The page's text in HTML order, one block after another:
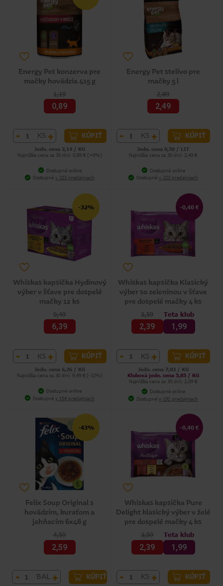
Energy Pet konzerva pre
mačky hovädzia 415 g
1,19
0,89
- KS + KÚPIŤ
Jedn. cena 2,14 / KG
Najnižšia cena za 30 dní: 0,89 € (+0%)
Dostupné online
Dostupné v 223 predajniach
Energy Pet stelivo pre
mačky 5 l
2,89
2,49
- KS + KÚPIŤ
Jedn. cena 0,50 / LIT
Najnižšia cena za 30 dní: 2,49 €
Dostupné online
Dostupné v 222 predajniach
-32%
Whiskas kapsička Hydinový
výber v šťave pre dospelé
mačky 12 ks
9,49
6,39
- KS + KÚPIŤ
Jedn. cena 6,26 / KG
Najnižšia cena za 30 dní: 9,49 € (-32%)
Dostupné online
Dostupné v 154 predajniach
-0,40 €
Whiskas kapsička Klasický
výber so zeleninou v šťave
pre dospelé mačky 4 ks
3,59
2,39
Teta klub
1,99
- KS + KÚPIŤ
Jedn. cena 7,03 / KG
Klubová jedn. cena 5,85 / KG
Najnižšia cena za 30 dní: 2,09 €
Dostupné online
Dostupné v 191 predajniach
-43%
Felix Soup Original s
hovädzím, kuraťom a
jahňacím 6x48 g
4,59
2,59
- BAL + KÚPIŤ
-0,40 €
Whiskas kapsička Pure
Delight klasický výber v želé
pre dospelé mačky 4 ks
3,59
2,39
Teta klub
1,99
- KS + KÚPIŤ